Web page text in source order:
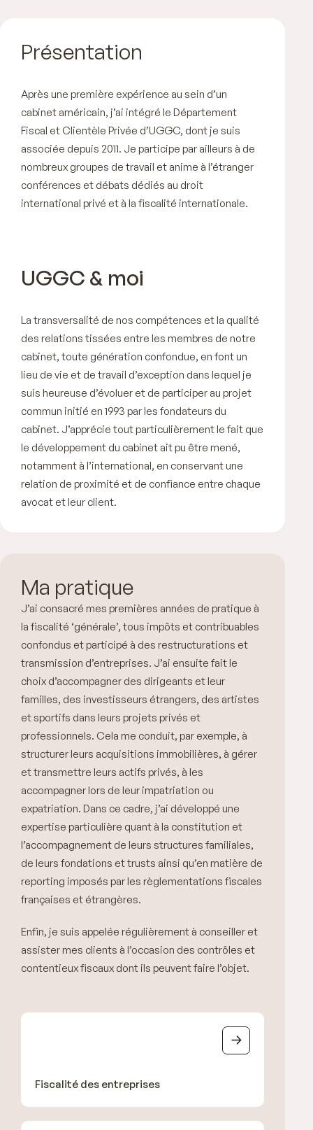
Présentation
Après une première expérience au sein d’un
cabinet américain, j’ai intégré le Département
Fiscal et Clientèle Privée d’UGGC, dont je suis
associée depuis 2011. Je participe par ailleurs à de
nombreux groupes de travail et anime à l’étranger
conférences et débats dédiés au droit
international privé et à la fiscalité internationale.
UGGC & moi
La transversalité de nos compétences et la qualité
des relations tissées entre les membres de notre
cabinet, toute génération confondue, en font un
lieu de vie et de travail d’exception dans lequel je
suis heureuse d’évoluer et de participer au projet
commun initié en 1993 par les fondateurs du
cabinet. J’apprécie tout particulièrement le fait que
le développement du cabinet ait pu être mené,
notamment à l’international, en conservant une
relation de proximité et de confiance entre chaque
avocat et leur client.
Ma pratique
J’ai consacré mes premières années de pratique à
la fiscalité ‘générale’, tous impôts et contribuables
confondus et participé à des restructurations et
transmission d’entreprises. J’ai ensuite fait le
choix d’accompagner des dirigeants et leur
familles, des investisseurs étrangers, des artistes
et sportifs dans leurs projets privés et
professionnels. Cela me conduit, par exemple, à
structurer leurs acquisitions immobilières, à gérer
et transmettre leurs actifs privés, à les
accompagner lors de leur impatriation ou
expatriation. Dans ce cadre, j’ai développé une
expertise particulière quant à la constitution et
l’accompagnement de leurs structures familiales,
de leurs fondations et trusts ainsi qu’en matière de
reporting imposés par les règlementations fiscales
françaises et étrangères.
Enfin, je suis appelée régulièrement à conseiller et
assister mes clients à l’occasion des contrôles et
contentieux fiscaux dont ils peuvent faire l’objet.
Fiscalité des entreprises